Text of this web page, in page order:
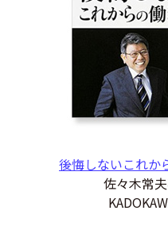
後悔しないこれか
佐々木常